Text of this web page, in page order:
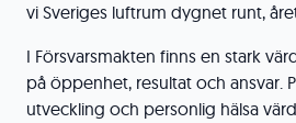
vi Sveriges luftrum dygnet runt,
I Försvarsmakten finns en stark
på öppenhet, resultat och ansvar.
utveckling och personlig hälsa